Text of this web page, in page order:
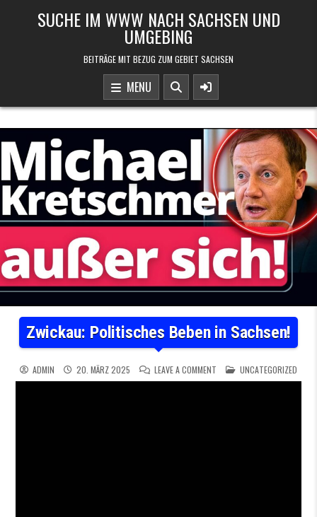
SUCHE IM WWW NACH SACHSEN UND
UMGEBING
BEITRÄGE MIT BEZUG ZUM GEBIET SACHSEN
MENU
Zwickau: Politisches Beben in Sachsen!
ADMIN 20. MÄRZ 2025 LEAVE A COMMENT ON ZWICKAU: POLITISCHES
POSTED IN
UNCATEGORIZED